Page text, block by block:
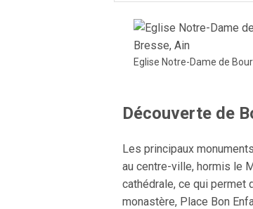
Eglise Notre-Dame de
Découverte de
Les principaux
au centre-ville, hormis le
cathédrale, ce qui permet
monastère, Place Bon